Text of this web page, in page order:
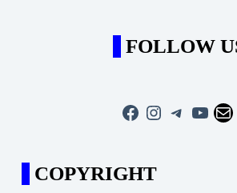
FOLLOW
Facebook
Instagram
Telegram
COPYRIGHT